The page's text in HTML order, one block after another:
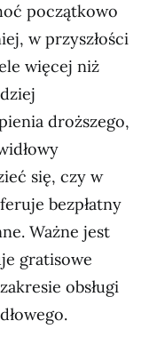
początkowo
w przyszłości
więcej niż
droższego,
się, czy w
bezpłatny
Ważne jest
gratisowe
obsługi